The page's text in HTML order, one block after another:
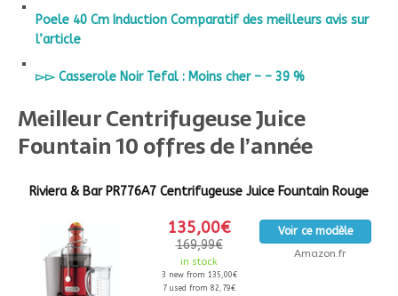
Poele 40 Cm Induction Comparatif des meilleurs avis sur
l’article
▻▻ Casserole Noir Tefal : Moins cher – – 39 %
Meilleur Centrifugeuse Juice
Fountain 10 offres de l’année
Riviera & Bar PR776A7 Centrifugeuse Juice Fountain Rouge
135,00€
169,99€
in stock
3 new from 135,00€
7 used from 82,79€
Voir ce modèle
Amazon.fr